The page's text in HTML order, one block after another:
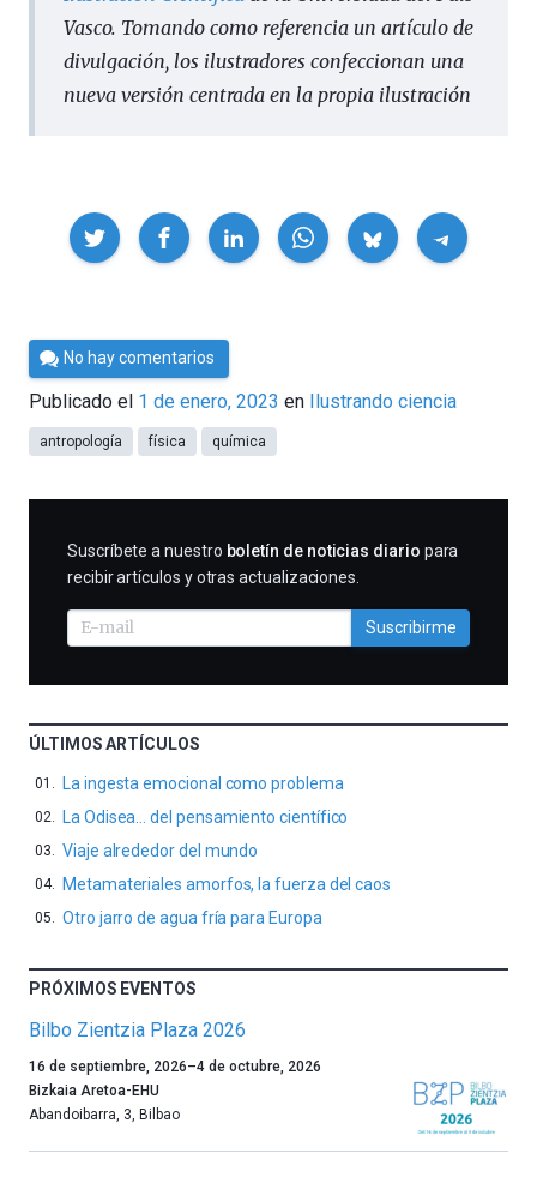
Vasco. Tomando como referencia un artículo de
divulgación, los ilustradores confeccionan una
nueva versión centrada en la propia ilustración
Compartir
Por
César
Tomé
No hay comentarios
Publicado el 1 de enero, 2023 en Ilustrando ciencia
antropología física química
SUSCRIBIRME
Suscríbete a nuestro boletín de noticias diario para
recibir artículos y otras actualizaciones.
Suscribirme
ÚLTIMOS ARTÍCULOS
La ingesta emocional como problema
La Odisea… del pensamiento científico
Viaje alrededor del mundo
Metamateriales amorfos, la fuerza del caos
Otro jarro de agua fría para Europa
PRÓXIMOS EVENTOS
Bilbo Zientzia Plaza 2026
Un
año
más,
16 de septiembre, 2026–4 de octubre, 2026
Bizkaia Aretoa-EHU
Abandoibarra, 3, Bilbao